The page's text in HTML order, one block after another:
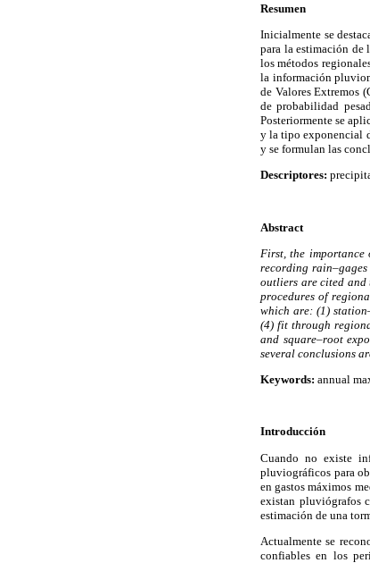
Resumen
Inicialmente se
para la estimación de
los métodos
la información
de Valores Extremos
de probabilidad
Posteriormente se
y la tipo exponencial
y se formulan las
Descriptores:
Abstract
First, the
recording
outliers are cited and
procedures of
which are: (1)
(4) fit through
and square–root
several conclusions
Keywords: annual
Introducción
Cuando no existe
pluviográficos para
en gastos máximos
existan pluviógrafos
estimación de una
Actualmente se
confiables en los